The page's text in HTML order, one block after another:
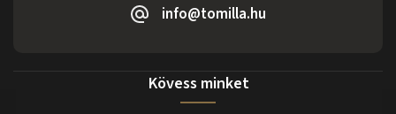
info@tomilla.hu
Kövess minket